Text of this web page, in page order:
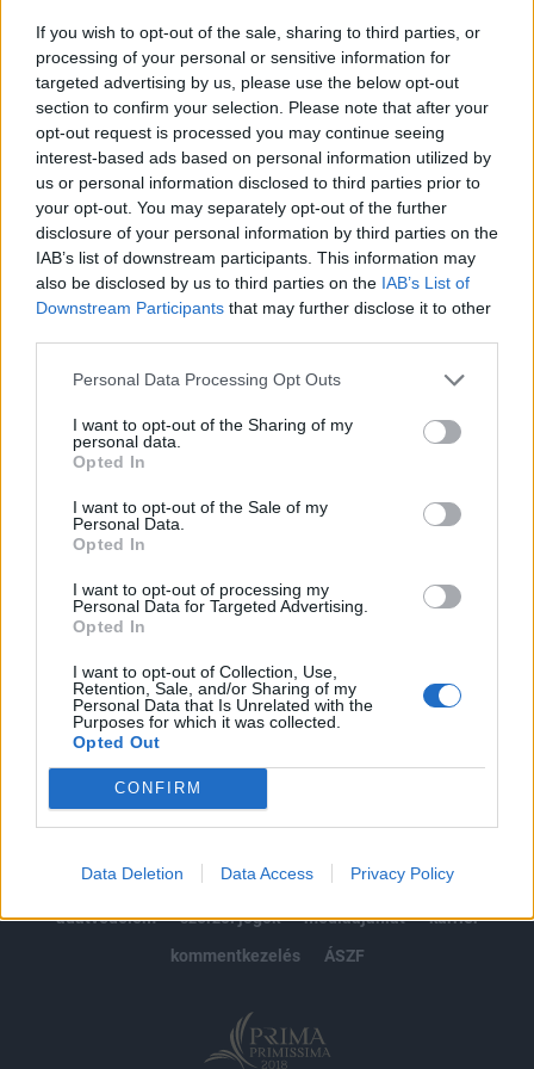
If you wish to opt-out of the sale, sharing to third parties, or
processing of your personal or sensitive information for
targeted advertising by us, please use the below opt-out
section to confirm your selection. Please note that after your
opt-out request is processed you may continue seeing
interest-based ads based on personal information utilized by
us or personal information disclosed to third parties prior to
your opt-out. You may separately opt-out of the further
disclosure of your personal information by third parties on the
IAB’s list of downstream participants. This information may
also be disclosed by us to third parties on the IAB’s List of
Downstream Participants that may further disclose it to other
Personal Data Processing Opt Outs
I want to opt-out of the Sharing of my
personal data.
Opted In
I want to opt-out of the Sale of my
Personal Data.
Opted In
I want to opt-out of processing my
Personal Data for Targeted Advertising.
Opted In
I want to opt-out of Collection, Use,
Retention, Sale, and/or Sharing of my
Personal Data that Is Unrelated with the
Purposes for which it was collected.
Opted Out
CONFIRM
Data Deletion Data Access Privacy Policy
Soha nem volt olyan alacsony az internet áfája
Magyarországon, mint amilyen 2017-től lesz, januártól 27-
ről 18 százalékra csökken az internetezés áfája - mondta el
Deutsch Tamás. A miniszterelnöki biztos arról is beszélt,
hogy 2018-tól akár 5 százalékra csökkenhet az internet
adója, mert elég jók a gazdaság mutatói. Ez még nagyobb
lendületet adhat a digitális fejlődésnek...
KEDVES OLVASÓNK!
A keresett cikk a portfolio.hu hírarchívumához
tartozik, melynek olvasása előfizetéses
regisztrációhoz kötött.
Az előfizetés a következőket tartalmazza:
Portfolio.hu teljes cikkarchívum
Kötéslisták: BÉT elmúlt 2 év napon belüli
kötéslistái
impresszum
jogi nyilatkozat
süti beállítások
adatvédelem
szerzői jogok médiaajánlat
karrier
kommentkezelés
ÁSZF